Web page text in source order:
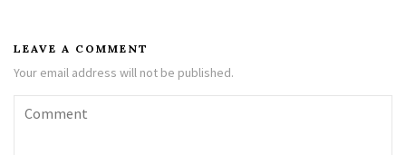
LEAVE A COMMENT
Your email address will not be published.